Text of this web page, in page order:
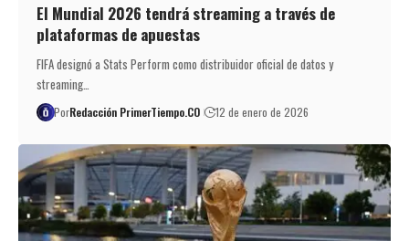
El Mundial 2026 tendrá streaming a través de
plataformas de apuestas
FIFA designó a Stats Perform como distribuidor oficial de datos y
streaming…
PorRedacción PrimerTiempo.CO 12 de enero de 2026